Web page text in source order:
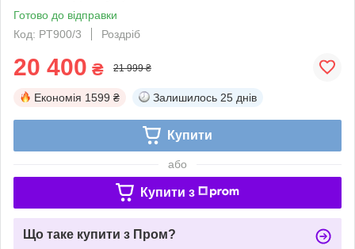
Готово до відправки
Код: PT900/3
Роздріб
20 400 ₴ 21 999 ₴
Економія 1599 ₴ Залишилось 25 днів
Купити
або
Купити з
Що таке купити з Пром?